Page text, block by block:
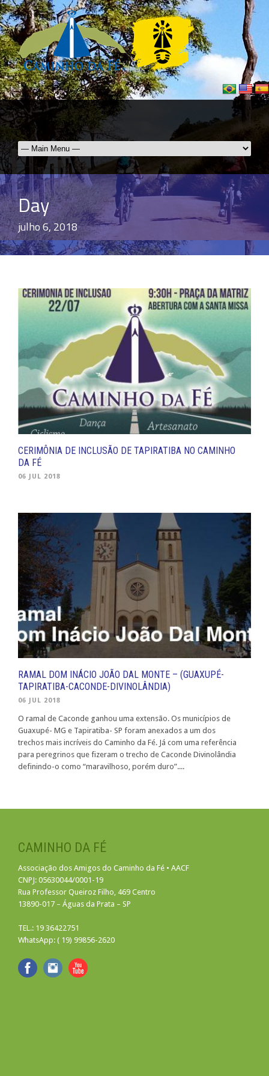
Day
julho 6, 2018
CERIMÔNIA DE INCLUSÃO DE TAPIRATIBA NO CAMINHO
DA FÉ
06 JUL 2018
RAMAL DOM INÁCIO JOÃO DAL MONTE – (GUAXUPÉ-
TAPIRATIBA-CACONDE-DIVINOLÂNDIA)
06 JUL 2018
O ramal de Caconde ganhou uma extensão. Os municípios de
Guaxupé- MG e Tapiratiba- SP foram anexados a um dos
trechos mais incríveis do Caminho da Fé. Já com uma referência
para peregrinos que fizeram o trecho de Caconde Divinolândia
definindo-o como “maravilhoso, porém duro”....
CAMINHO DA FÉ
Associação dos Amigos do Caminho da Fé • AACF
CNPJ: 05630044/0001-19
Rua Professor Queiroz Filho, 469 Centro
13890-017 – Águas da Prata – SP
TEL.: 19 36422751
WhatsApp: ( 19) 99856-2620